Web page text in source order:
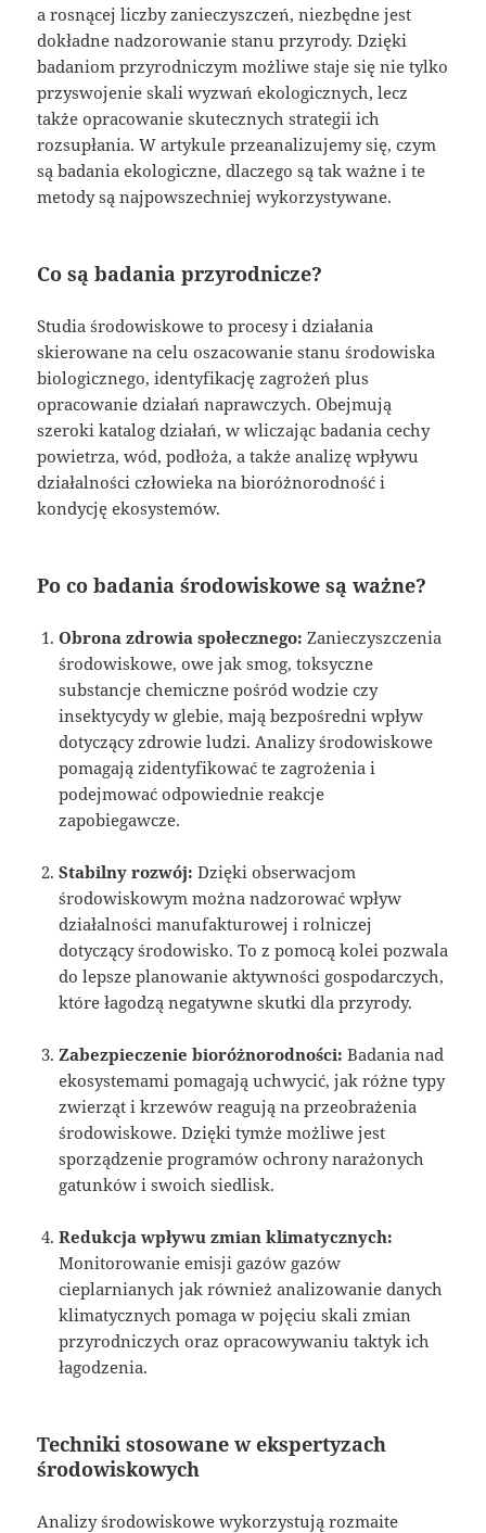
a rosnącej liczby zanieczyszczeń, niezbędne jest
dokładne nadzorowanie stanu przyrody. Dzięki
badaniom przyrodniczym możliwe staje się nie tylko
przyswojenie skali wyzwań ekologicznych, lecz
także opracowanie skutecznych strategii ich
rozsupłania. W artykule przeanalizujemy się, czym
są badania ekologiczne, dlaczego są tak ważne i te
metody są najpowszechniej wykorzystywane.
Co są badania przyrodnicze?
Studia środowiskowe to procesy i działania
skierowane na celu oszacowanie stanu środowiska
biologicznego, identyfikację zagrożeń plus
opracowanie działań naprawczych. Obejmują
szeroki katalog działań, w wliczając badania cechy
powietrza, wód, podłoża, a także analizę wpływu
działalności człowieka na bioróżnorodność i
kondycję ekosystemów.
Po co badania środowiskowe są ważne?
Obrona zdrowia społecznego: Zanieczyszczenia
środowiskowe, owe jak smog, toksyczne
substancje chemiczne pośród wodzie czy
insektycydy w glebie, mają bezpośredni wpływ
dotyczący zdrowie ludzi. Analizy środowiskowe
pomagają zidentyfikować te zagrożenia i
podejmować odpowiednie reakcje
zapobiegawcze.
Stabilny rozwój: Dzięki obserwacjom
środowiskowym można nadzorować wpływ
działalności manufakturowej i rolniczej
dotyczący środowisko. To z pomocą kolei pozwala
do lepsze planowanie aktywności gospodarczych,
które łagodzą negatywne skutki dla przyrody.
Zabezpieczenie bioróżnorodności: Badania nad
ekosystemami pomagają uchwycić, jak różne typy
zwierząt i krzewów reagują na przeobrażenia
środowiskowe. Dzięki tymże możliwe jest
sporządzenie programów ochrony narażonych
gatunków i swoich siedlisk.
Redukcja wpływu zmian klimatycznych:
Monitorowanie emisji gazów gazów
cieplarnianych jak również analizowanie danych
klimatycznych pomaga w pojęciu skali zmian
przyrodniczych oraz opracowywaniu taktyk ich
łagodzenia.
Techniki stosowane w ekspertyzach
środowiskowych
Analizy środowiskowe wykorzystują rozmaite